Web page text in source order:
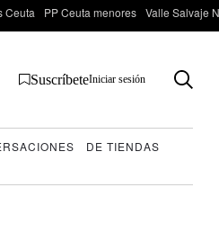
Ceuta PP Ceuta menores Valle Salvaje
SuscríbeteIniciar sesión
DE TIENDAS